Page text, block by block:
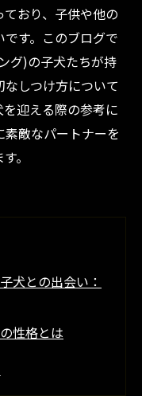
おり、子供や他の
す。このブログで
グ)の子犬たちが持
しつけ方について
迎える際の参考に
敵なパートナーを
。
犬との出会い：
性格とは
ダックスフンド